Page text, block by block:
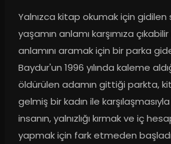
Yalnızca kitap okumak için gidilen
yaşamın anlamı karşımıza
anlamını aramak için bir parka
Baydur'un 1996 yılında kaleme
öldürülen adamın gittiği parkta,
gelmiş bir kadın ile
insanın, yalnızlığı kırmak ve iç
yapmak için fark etmeden